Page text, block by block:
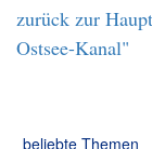
zurück zur
Ostsee-Kanal"
beliebte Themen